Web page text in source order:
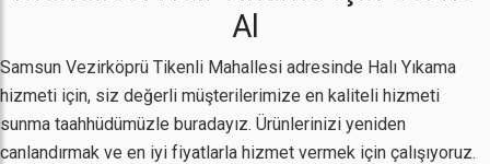
Al
Samsun Vezirköprü Tikenli Mahallesi adresinde Halı Yıkama
hizmeti için, siz değerli müşterilerimize en kaliteli hizmeti
sunma taahhüdümüzle buradayız. Ürünlerinizi yeniden
canlandırmak ve en iyi fiyatlarla hizmet vermek için çalışıyoruz.